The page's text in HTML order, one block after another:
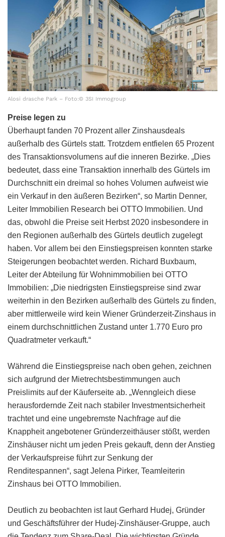
Alosi drasche Park – Foto:© 3SI Immogroup
Preise legen zu
Überhaupt fanden 70 Prozent aller Zinshausdeals
außerhalb des Gürtels statt. Trotzdem entfielen 65 Prozent
des Transaktionsvolumens auf die inneren Bezirke. „Dies
bedeutet, dass eine Transaktion innerhalb des Gürtels im
Durchschnitt ein dreimal so hohes Volumen aufweist wie
ein Verkauf in den äußeren Bezirken“, so Martin Denner,
Leiter Immobilien Research bei OTTO Immobilien. Und
das, obwohl die Preise seit Herbst 2020 insbesondere in
den Regionen außerhalb des Gürtels deutlich zugelegt
haben. Vor allem bei den Einstiegspreisen konnten starke
Steigerungen beobachtet werden. Richard Buxbaum,
Leiter der Abteilung für Wohnimmobilien bei OTTO
Immobilien: „Die niedrigsten Einstiegspreise sind zwar
weiterhin in den Bezirken außerhalb des Gürtels zu finden,
aber mittlerweile wird kein Wiener Gründerzeit-Zinshaus in
einem durchschnittlichen Zustand unter 1.770 Euro pro
Quadratmeter verkauft.“
Während die Einstiegspreise nach oben gehen, zeichnen
sich aufgrund der Mietrechtsbestimmungen auch
Preislimits auf der Käuferseite ab. „Wenngleich diese
herausfordernde Zeit nach stabiler Investmentsicherheit
trachtet und eine ungebremste Nachfrage auf die
Knappheit angebotener Gründerzeithäuser stößt, werden
Zinshäuser nicht um jeden Preis gekauft, denn der Anstieg
der Verkaufspreise führt zur Senkung der
Renditespannen“, sagt Jelena Pirker, Teamleiterin
Zinshaus bei OTTO Immobilien.
Deutlich zu beobachten ist laut Gerhard Hudej, Gründer
und Geschäftsführer der Hudej-Zinshäuser-Gruppe, auch